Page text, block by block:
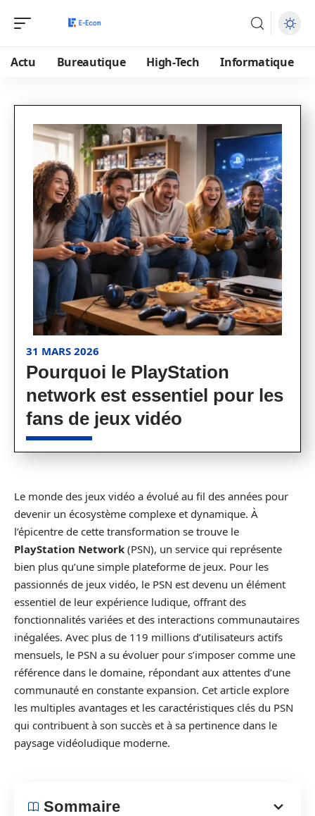
Actu Bureautique High-Tech Informatique
31 MARS 2026
Pourquoi le PlayStation
network est essentiel pour les
fans de jeux vidéo
Le monde des jeux vidéo a évolué au fil des années pour
devenir un écosystème complexe et dynamique. À
l’épicentre de cette transformation se trouve le
PlayStation Network (PSN), un service qui représente
bien plus qu’une simple plateforme de jeux. Pour les
passionnés de jeux vidéo, le PSN est devenu un élément
essentiel de leur expérience ludique, offrant des
fonctionnalités variées et des interactions communautaires
inégalées. Avec plus de 119 millions d’utilisateurs actifs
mensuels, le PSN a su évoluer pour s’imposer comme une
référence dans le domaine, répondant aux attentes d’une
communauté en constante expansion. Cet article explore
les multiples avantages et les caractéristiques clés du PSN
qui contribuent à son succès et à sa pertinence dans le
paysage vidéoludique moderne.
Sommaire